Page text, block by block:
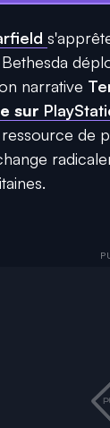
narrative
sur
de